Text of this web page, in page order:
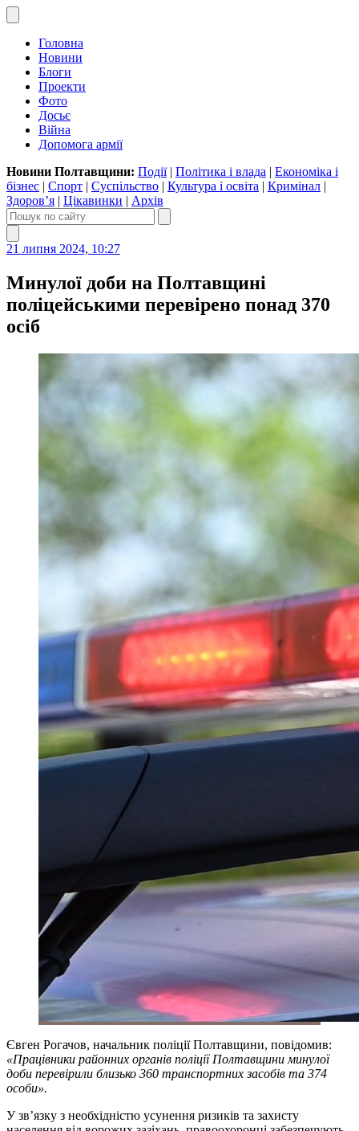
Головна
Новини
Блоги
Проекти
Фото
Досьє
Війна
Допомога армії
Новини Полтавщини: Події| Політика і влада | Економіка і
бізнес | Спорт | Суспільство | Культура і освіта | Кримінал |
Здоров’я | Цікавинки | Архів
21 липня 2024, 10:27
Минулої доби на Полтавщині
поліцейськими перевірено понад 370
осіб
Євген Рогачов, начальник поліції Полтавщини, повідомив:
«Працівники районних органів поліції Полтавщини минулої
доби перевірили близько 360 транспортних засобів та 374
особи».
У зв’язку з необхідністю усунення ризиків та захисту